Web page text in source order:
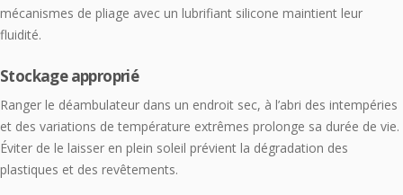
mécanismes de pliage avec un lubrifiant silicone maintient leur
fluidité.
Stockage approprié
Ranger le déambulateur dans un endroit sec, à l’abri des intempéries
et des variations de température extrêmes prolonge sa durée de vie.
Éviter de le laisser en plein soleil prévient la dégradation des
plastiques et des revêtements.